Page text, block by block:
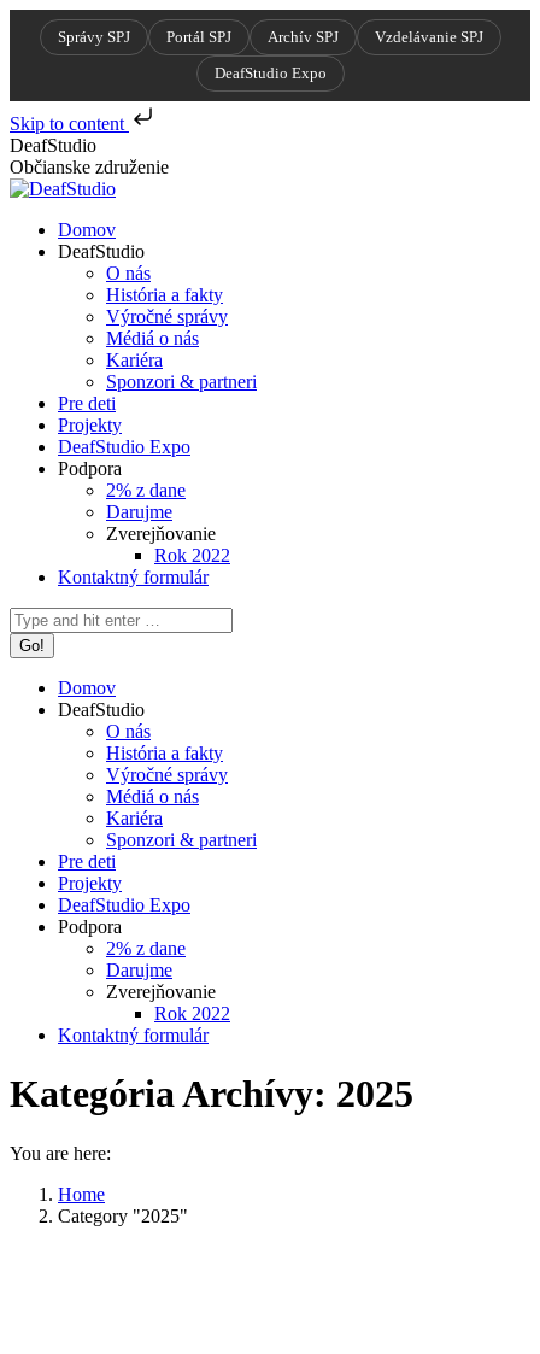
Správy SPJ Portál SPJ Archív SPJ
Vzdelávanie SPJ
DeafStudio Expo
Skip to content
Skip
to
content
DeafStudio
Občianske združenie
Domov
DeafStudio
O nás
História a fakty
Výročné správy
Médiá o nás
Kariéra
Sponzori & partneri
Pre deti
Projekty
DeafStudio Expo
Podpora
2% z dane
Darujme
Zverejňovanie
Rok 2022
Kontaktný formulár
Search:
Domov
DeafStudio
O nás
História a fakty
Výročné správy
Médiá o nás
Kariéra
Sponzori & partneri
Pre deti
Projekty
DeafStudio Expo
Podpora
2% z dane
Darujme
Zverejňovanie
Rok 2022
Kontaktný formulár
Kategória Archívy: 2025
You are here:
Home
Category "2025"